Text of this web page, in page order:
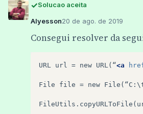
Solucao aceita
Alyesson20 de ago. de 2019
Consegui resolver da
URL url = new URL(“<a
File file = new